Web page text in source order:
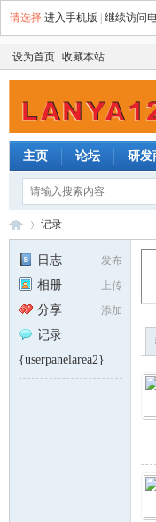
请选择 进入手机版 继续访问
设为首页 收藏本站
主页 论坛 研发
记录
发布
日志
上传
相册
添加
分享
记录
{userpanelarea2}